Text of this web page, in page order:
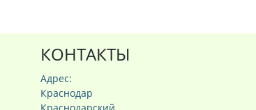
КОНТАКТЫ
Адрес:
Краснодар